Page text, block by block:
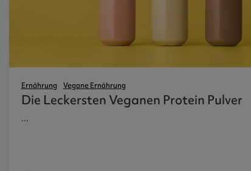
Ernährung Vegane Ernährung
Die Leckersten Veganen Protein Pulver
...